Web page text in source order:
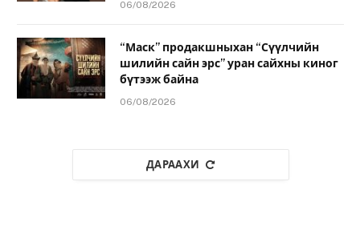
06/08/2026
“Маск” продакшныхан “Сүүлчийн
шилийн сайн эрс” уран сайхны киног
бүтээж байна
06/08/2026
ДАРААХИ